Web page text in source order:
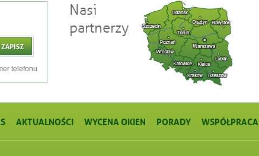
telefonu
Nasi
partnerzy
AKTUALNOŚCI WYCENA OKIEN PORADY WSPÓŁPRACA